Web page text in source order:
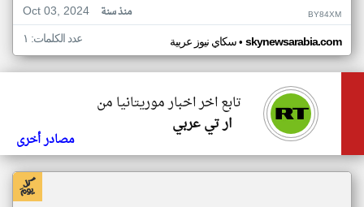
Oct 03, 2024
منذ سنة BY84XM
سكاي نيوز عربية• skynewsarabia.com عدد الكلمات: ١
تابع اخر اخبار موريتانيا من
ار تي عربي
مصادر أخرى